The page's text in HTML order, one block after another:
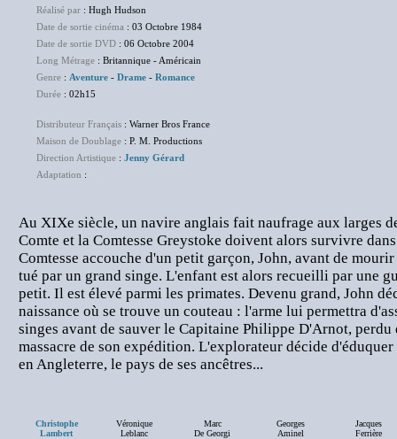
Réalisé par : Hugh Hudson
Date de sortie cinéma : 03 Octobre 1984
Date de sortie DVD : 06 Octobre 2004
Long Métrage : Britannique - Américain
Genre : Aventure - Drame - Romance
Durée : 02h15
Distributeur Français : Warner Bros France
Maison de Doublage : P. M. Productions
Direction Artistique : Jenny Gérard
Adaptation :
Au XIXe siècle, un navire anglais fait naufrage aux larges
Comte et la Comtesse Greystoke doivent alors survivre
Comtesse accouche d'un petit garçon, John, avant de
tué par un grand singe. L'enfant est alors recueilli par une
petit. Il est élevé parmi les primates. Devenu grand, John
naissance où se trouve un couteau : l'arme lui permettra
singes avant de sauver le Capitaine Philippe D'Arnot, perdu
massacre de son expédition. L'explorateur décide
en Angleterre, le pays de ses ancêtres...
Christophe
Lambert
Véronique
Leblanc
Marc
De Georgi
Georges
Aminel
Jacques
Ferrière